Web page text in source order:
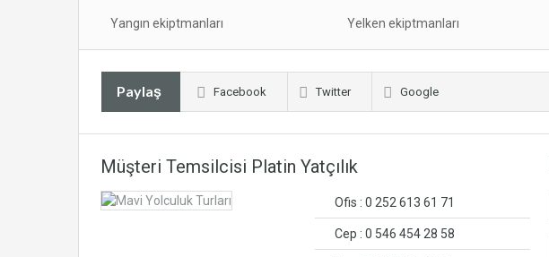
Yangın ekiptmanları Yelken ekiptmanları
Paylaş Facebook Twitter Google
Müşteri Temsilcisi Platin Yatçılık
Ofis : 0 252 613 61 71
Cep : 0 546 454 28 58